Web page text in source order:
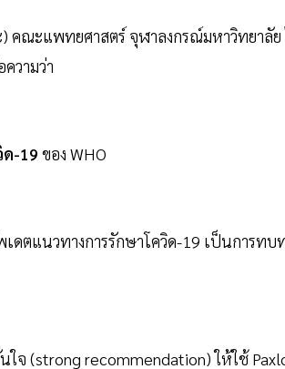
คณะแพทยศาสตร์ จุฬาลงกรณ์มหาวิทยาลั
วามว่า
ด-19 ของ WHO
ดตแนวทางการรักษาโควิด-19 เป็นการท
ใจ (strong recommendation) ให้ใช้